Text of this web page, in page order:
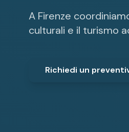
A Firenze
culturali e il turismo
Richiedi un